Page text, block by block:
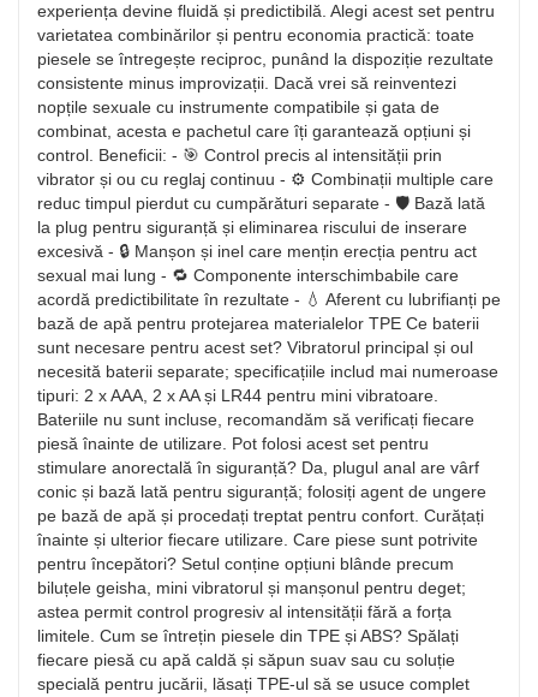
experiența devine fluidă și predictibilă. Alegi acest set pentru
varietatea combinărilor și pentru economia practică: toate
piesele se întregește reciproc, punând la dispoziție rezultate
consistente minus improvizații. Dacă vrei să reinventezi
nopțile sexuale cu instrumente compatibile și gata de
combinat, acesta e pachetul care îți garantează opțiuni și
control. Beneficii: - 🎯 Control precis al intensității prin
vibrator și ou cu reglaj continuu - ⚙️ Combinații multiple care
reduc timpul pierdut cu cumpărături separate - 🛡️ Bază lată
la plug pentru siguranță și eliminarea riscului de inserare
excesivă - 🔒 Manșon și inel care mențin erecția pentru act
sexual mai lung - 🔁 Componente interschimbabile care
acordă predictibilitate în rezultate - 💧 Aferent cu lubrifianți pe
bază de apă pentru protejarea materialelor TPE Ce baterii
sunt necesare pentru acest set? Vibratorul principal și oul
necesită baterii separate; specificațiile includ mai numeroase
tipuri: 2 x AAA, 2 x AA și LR44 pentru mini vibratoare.
Bateriile nu sunt incluse, recomandăm să verificați fiecare
piesă înainte de utilizare. Pot folosi acest set pentru
stimulare anorectală în siguranță? Da, plugul anal are vârf
conic și bază lată pentru siguranță; folosiți agent de ungere
pe bază de apă și procedați treptat pentru confort. Curățați
înainte și ulterior fiecare utilizare. Care piese sunt potrivite
pentru începători? Setul conține opțiuni blânde precum
biluțele geisha, mini vibratorul și manșonul pentru deget;
astea permit control progresiv al intensității fără a forța
limitele. Cum se întrețin piesele din TPE și ABS? Spălați
fiecare piesă cu apă caldă și săpun suav sau cu soluție
specială pentru jucării, lăsați TPE-ul să se usuce complet